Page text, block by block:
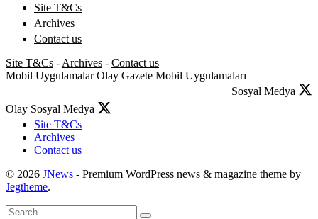
Site T&Cs
Archives
Contact us
Site T&Cs - Archives - Contact us
Mobil Uygulamalar Olay Gazete Mobil Uygulamaları
Sosyal Medya
Olay Sosyal Medya
Site T&Cs
Archives
Contact us
© 2026 JNews - Premium WordPress news & magazine theme by
Jegtheme.